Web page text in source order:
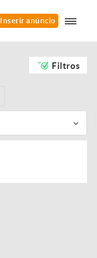
Inserir anúncio
Filtros